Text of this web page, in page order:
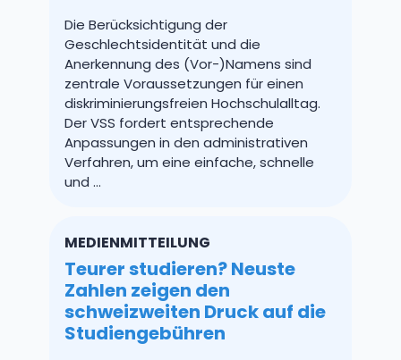
Die Berücksichtigung der
Geschlechtsidentität und die
Anerkennung des (Vor-)Namens sind
zentrale Voraussetzungen für einen
diskriminierungsfreien Hochschulalltag.
Der VSS fordert entsprechende
Anpassungen in den administrativen
Verfahren, um eine einfache, schnelle
und …
MEDIENMITTEILUNG
Teurer studieren? Neuste
Zahlen zeigen den
schweizweiten Druck auf die
Studiengebühren